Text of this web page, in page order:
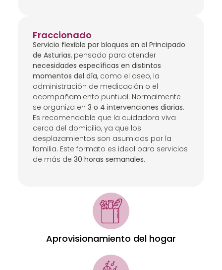
Fraccionado
Servicio flexible por bloques en el Principado
de Asturias, pensado para atender
necesidades específicas en distintos
momentos del día, como el aseo, la
administración de medicación o el
acompañamiento puntual. Normalmente
se organiza en 3 o 4 intervenciones diarias.
Es recomendable que la cuidadora viva
cerca del domicilio, ya que los
desplazamientos son asumidos por la
familia. Este formato es ideal para servicios
de más de 30 horas semanales.
Aprovisionamiento del hogar